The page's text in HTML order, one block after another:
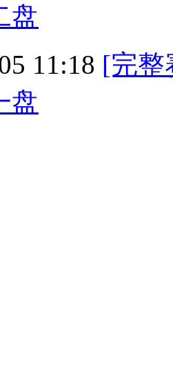
盘
11:18 [完整
盘